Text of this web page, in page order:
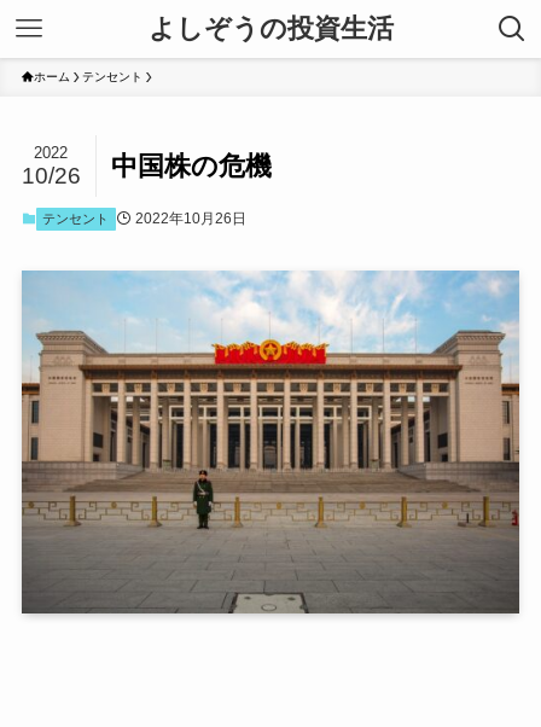
よしぞうの投資生活
ホーム テンセント
中国株の危機
2022
10/26
テンセント 2022年10月26日